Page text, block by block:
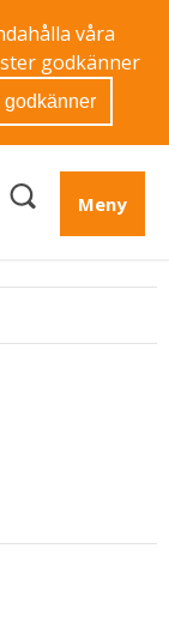
våra
godkänner
godkänner
Meny